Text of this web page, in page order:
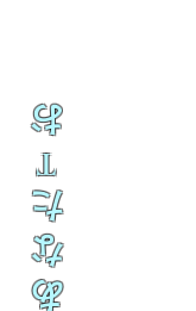
あ
な
た
T
お